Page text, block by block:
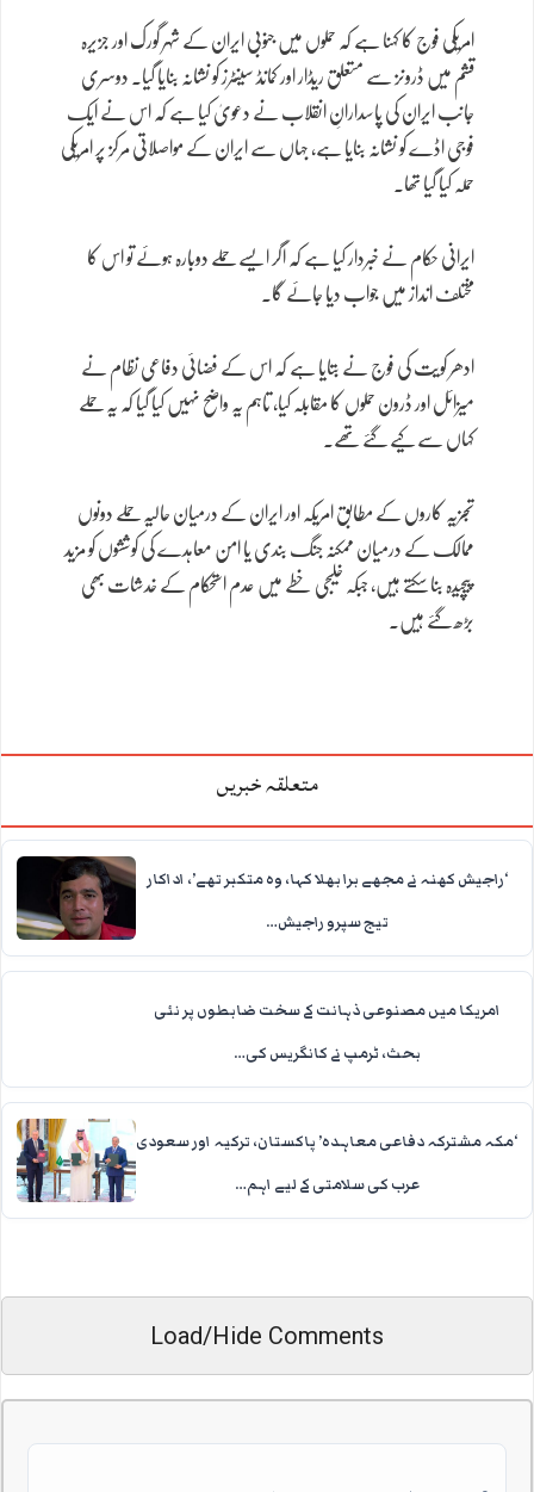
امریکی فوج کا کہنا ہے کہ حملوں میں جنوبی ایران کے شہر گورک اور جزیرہ
قشم میں ڈرونز سے متعلق ریڈار اور کمانڈ سینٹرز کو نشانہ بنایا گیا۔ دوسری
جانب ایران کی پاسدارانِ انقلاب نے دعویٰ کیا ہے کہ اس نے ایک
فوجی اڈے کو نشانہ بنایا ہے، جہاں سے ایران کے مواصلاتی مرکز پر امریکی
حملہ کیا گیا تھا۔
ایرانی حکام نے خبردار کیا ہے کہ اگر ایسے حملے دوبارہ ہوئے تو اس کا
مختلف انداز میں جواب دیا جائے گا۔
ادھر کویت کی فوج نے بتایا ہے کہ اس کے فضائی دفاعی نظام نے
میزائل اور ڈرون حملوں کا مقابلہ کیا، تاہم یہ واضح نہیں کیا گیا کہ یہ حملے
کہاں سے کیے گئے تھے۔
تجزیہ کاروں کے مطابق امریکہ اور ایران کے درمیان حالیہ حملے دونوں
ممالک کے درمیان ممکنہ جنگ بندی یا امن معاہدے کی کوششوں کو مزید
پیچیدہ بنا سکتے ہیں، جبکہ خلیجی خطے میں عدم استحکام کے خدشات بھی
بڑھ گئے ہیں۔
متعلقہ خبریں
‘راجیش کھنہ نے مجھے برا بھلا کہا، وہ متکبر تھے’، اداکار
تیج سپرو راجیش…
امریکا میں مصنوعی ذہانت کے سخت ضابطوں پر نئی
بحث، ٹرمپ نے کانگریس کی…
‘مکہ مشترکہ دفاعی معاہدہ’ پاکستان، ترکیہ اور سعودی
عرب کی سلامتی کے لیے اہم…
Load/Hide Comments